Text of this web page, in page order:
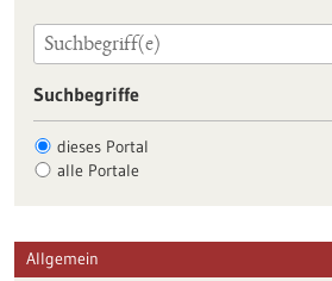
Suchbegriffe
dieses Portal
alle Portale
Allgemein